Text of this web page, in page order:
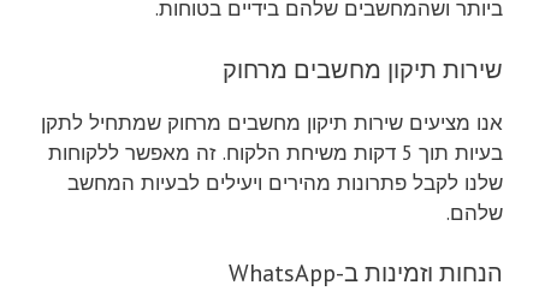
ביותר ושהמחשבים שלהם בידיים בטוחות.
שירות תיקון מחשבים מרחוק
אנו מציעים שירות תיקון מחשבים מרחוק שמתחיל לתקן
בעיות תוך 5 דקות משיחת הלקוח. זה מאפשר ללקוחות
שלנו לקבל פתרונות מהירים ויעילים לבעיות המחשב
שלהם.
הנחות וזמינות ב-WhatsApp